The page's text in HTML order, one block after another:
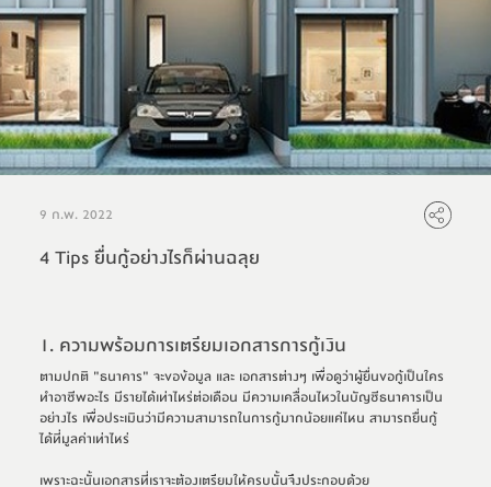
9 ก.พ. 2022
4 Tips ยื่นกู้อย่างไรก็ผ่านฉลุย
1. ความพร้อมการเตรียมเอกสารการกู้เงิน
ตามปกติ "ธนาคาร" จะขอข้อมูล และ เอกสารต่างๆ เพื่อดูว่าผู้ยื่นขอกู้เป็นใคร
ทำอาชีพอะไร มีรายได้เท่าไหร่ต่อเดือน มีความเคลื่อนไหวในบัญชีธนาคารเป็น
อย่างไร เพื่อประเมินว่ามีความสามารถในการกู้มากน้อยแค่ไหน สามารถยื่นกู้
ได้ที่มูลค่าเท่าไหร่
เพราะฉะนั้นเอกสารที่เราจะต้องเตรียมให้ครบนั้นจึงประกอบด้วย